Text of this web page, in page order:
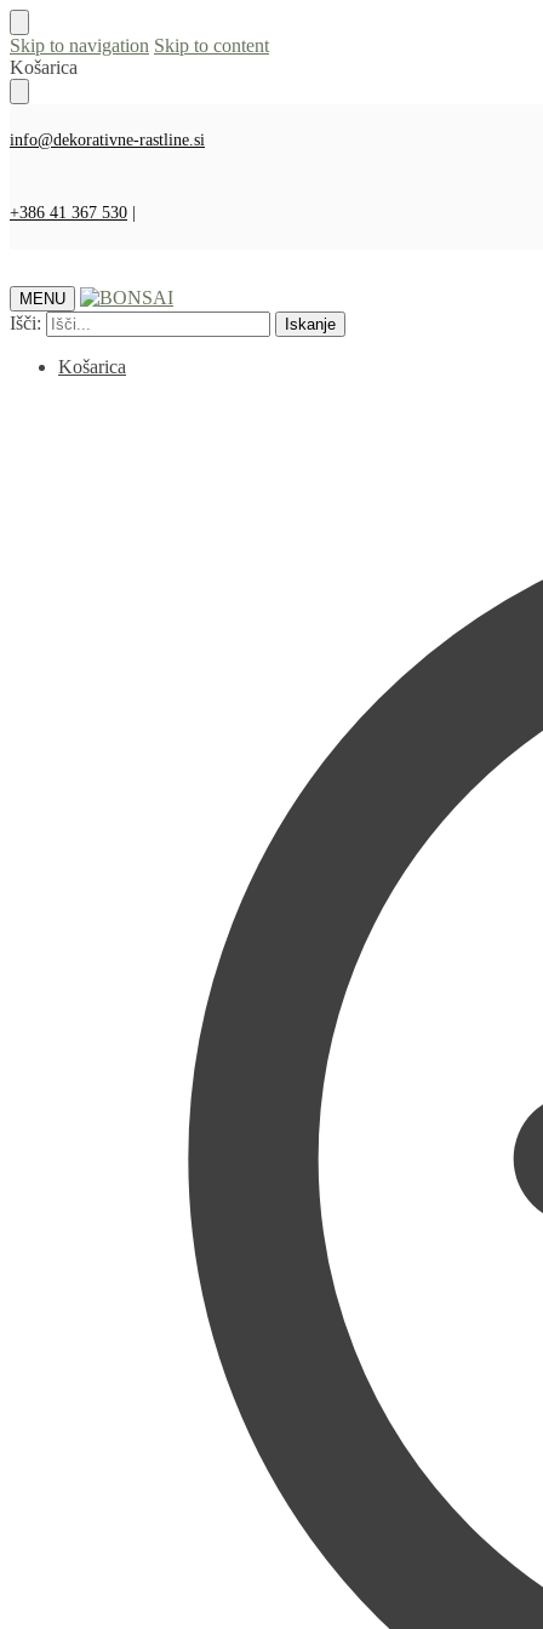
Skip to navigation Skip to content
Košarica
info@dekorativne-rastline.si
+386 41 367 530
MENU
Išči: Iskanje
Košarica